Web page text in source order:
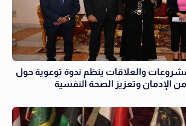
والعلاقات ينظم ندوة توعوية حول
من الإدمان وتعزيز الصحة النفسية